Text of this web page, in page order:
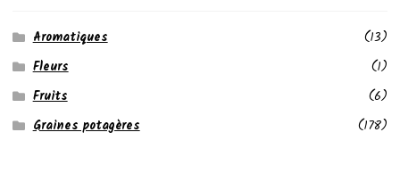
Aromatiques
(13)
Fleurs
(1)
Fruits
(6)
Graines potagères
(178)